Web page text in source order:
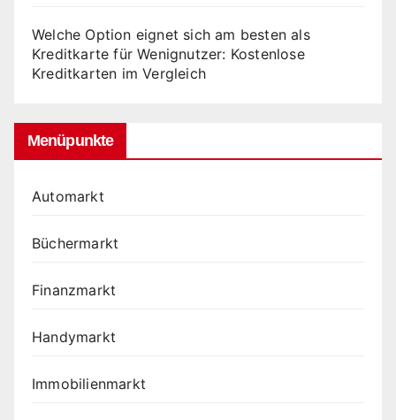
Welche Option eignet sich am besten als
Kreditkarte für Wenignutzer: Kostenlose
Kreditkarten im Vergleich
Menüpunkte
Automarkt
Büchermarkt
Finanzmarkt
Handymarkt
Immobilienmarkt